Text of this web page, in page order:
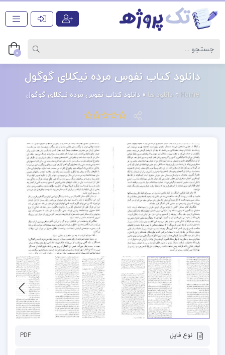
0
دانلود کتاب نفوس مرده نیکلای گوگول
Home
» دانلود ها »دانلود کتاب نفوس مرده نیکلای گوگول
نوع فایل PDF